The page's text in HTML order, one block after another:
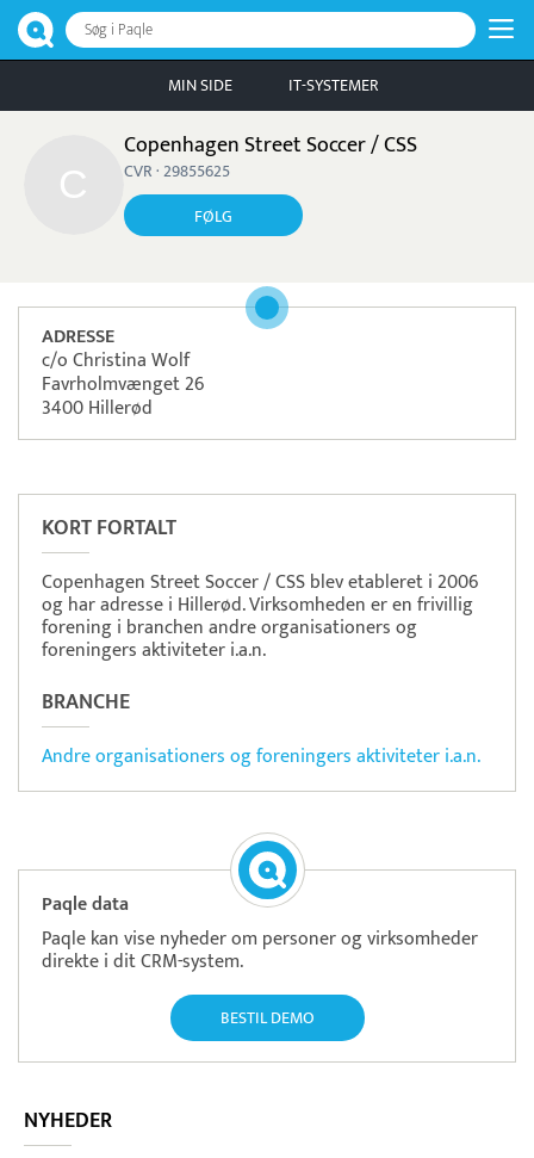
Søg i Paqle
MIN SIDE IT-SYSTEMER
Copenhagen Street Soccer / CSS
CVR · 29855625
FØLG
ADRESSE
c/o Christina Wolf
Favrholmvænget 26
3400 Hillerød
KORT FORTALT
Copenhagen Street Soccer / CSS blev etableret i 2006
og har adresse i Hillerød. Virksomheden er en frivillig
forening i branchen andre organisationers og
foreningers aktiviteter i.a.n.
BRANCHE
Andre organisationers og foreningers aktiviteter i.a.n.
Paqle data
Paqle kan vise nyheder om personer og virksomheder
direkte i dit CRM-system.
BESTIL DEMO
NYHEDER